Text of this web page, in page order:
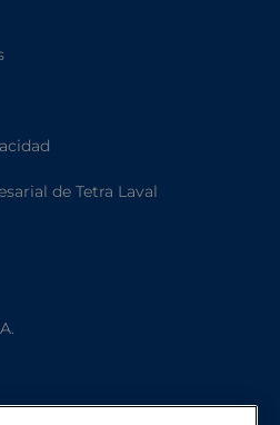
de Tetra Laval